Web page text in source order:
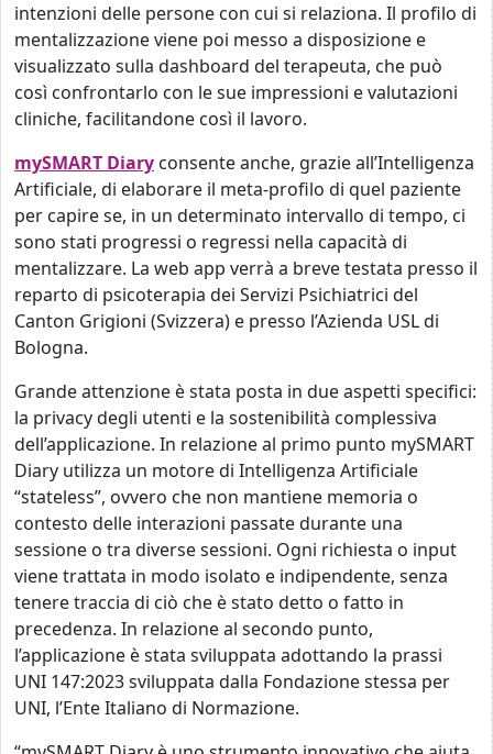
intenzioni delle persone con cui si relaziona. Il profilo di
mentalizzazione viene poi messo a disposizione e
visualizzato sulla dashboard del terapeuta, che può
così confrontarlo con le sue impressioni e valutazioni
cliniche, facilitandone così il lavoro.
mySMART Diary consente anche, grazie all’Intelligenza
Artificiale, di elaborare il meta-profilo di quel paziente
per capire se, in un determinato intervallo di tempo, ci
sono stati progressi o regressi nella capacità di
mentalizzare. La web app verrà a breve testata presso il
reparto di psicoterapia dei Servizi Psichiatrici del
Canton Grigioni (Svizzera) e presso l’Azienda USL di
Bologna.
Grande attenzione è stata posta in due aspetti specifici:
la privacy degli utenti e la sostenibilità complessiva
dell’applicazione. In relazione al primo punto mySMART
Diary utilizza un motore di Intelligenza Artificiale
“stateless”, ovvero che non mantiene memoria o
contesto delle interazioni passate durante una
sessione o tra diverse sessioni. Ogni richiesta o input
viene trattata in modo isolato e indipendente, senza
tenere traccia di ciò che è stato detto o fatto in
precedenza. In relazione al secondo punto,
l’applicazione è stata sviluppata adottando la prassi
UNI 147:2023 sviluppata dalla Fondazione stessa per
UNI, l’Ente Italiano di Normazione.